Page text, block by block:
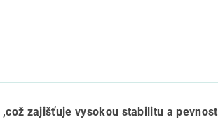
zajišťuje vysokou stabilitu a pevnost